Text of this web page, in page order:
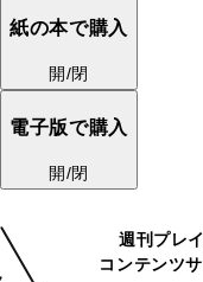
紙の本で購入
開/閉
電子版で購入
開/閉
週刊プレ
コンテンツ